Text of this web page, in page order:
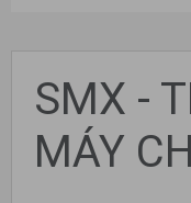
SMX -
MÁY